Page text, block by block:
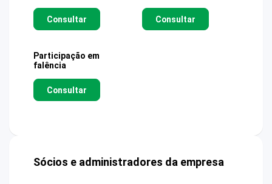
Consultar Consultar
Participação em
falência
Consultar
Sócios e administradores da empresa